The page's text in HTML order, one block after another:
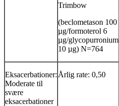
Trimbow
(beclometason 100
µg/formoterol 6
µg/glycopurronium
10 µg) N=764
Eksacerbationer:
Moderate til
svære
eksacerbationer
Årlig rate: 0,50